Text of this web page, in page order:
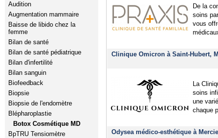
Audition
Augmentation mammaire
Baisse de libido chez la
femme
Bilan de santé
Bilan de santé pédiatrique
Bilan d'infertilité
Bilan sanguin
Biofeedback
Biopsie
Biopsie de l'endomètre
Blépharoplastie
Botox Cosmétique MD
BpTRU Tensiomètre
De la
soins
vous
Clinique Omicron à Saint-Hubert,
La
soins
une
chaque
Odysea médico-esthétique à